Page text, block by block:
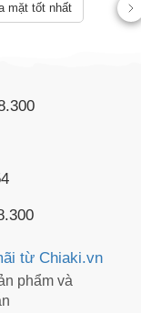
mặt tốt nhất
từ Chiaki.vn
phẩm và